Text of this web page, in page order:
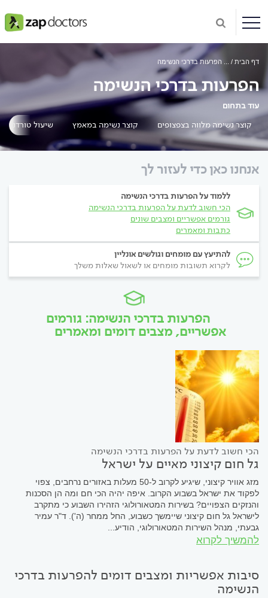
דף הבית הפרעות בדרכי הנשימה
הפרעות בדרכי הנשימה
עוד בתחום
קוצר נשימה מלווה בצפצופים
קוצר נשימה במאמץ שיעול טורדני
אנחנו כאן כדי לעזור לך
ללמוד על הפרעות בדרכי הנשימה
הכי חשוב לדעת על הפרעות בדרכי הנשימה
גורמים אפשריים ומצבים שונים
כתבות ומאמרים
להתיעץ עם מומחים וגולשים אונליין
לקרוא תשובות מומחים או לשאול שאלות משלך
הפרעות בדרכי הנשימה: גורמים
אפשריים, מצבים דומים ומאמרים
הכי חשוב לדעת על הפרעות בדרכי הנשימה
גל חום קיצוני מאיים על ישראל
מזג אוויר קיצוני, שיגיע לקרוב ל-50 מעלות באזורים נרחבים, צפוי
לפקוד את ישראל בשבוע הקרוב. איפה יהיה הכי חם ומה הן הסכנות
והנזקים הצפויים? בשירות המטאורולוגי הזהירו השבוע כי מתקרב
לישראל גל חום קיצוני שיימשך כשבוע, החל ממחר (ה'). ד"ר עמיר
גבעתי, מנהל השירות המטאורולוגי, הודיע...
להמשיך לקרוא
סיבות אפשריות ומצבים דומים להפרעות בדרכי
הנשימה